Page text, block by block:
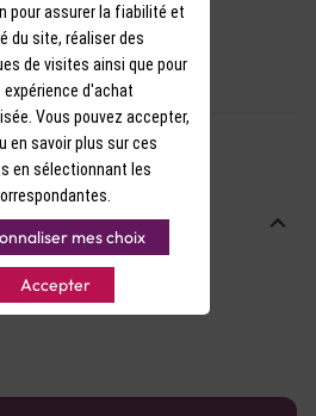
SERVICE
pour assurer la fiabilité et
du site, réaliser des
de visites ainsi que pour
d'achat
Vous pouvez accepter,
en savoir plus sur ces
en sélectionnant les
mes choix
Accepter